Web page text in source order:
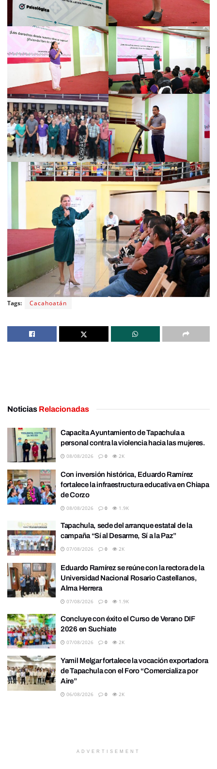
Tags: Cacahoatán
Noticias Relacionadas
Capacita Ayuntamiento de Tapachula a
personal contra la violencia hacia las mujeres.
08/08/2026 0 2K
Con inversión histórica, Eduardo Ramírez
fortalece la infraestructura educativa en Chiapa
de Corzo
08/08/2026 0 1.9K
Tapachula, sede del arranque estatal de la
campaña “Sí al Desarme, Sí a la Paz”
07/08/2026 0 2K
Eduardo Ramírez se reúne con la rectora de la
Universidad Nacional Rosario Castellanos,
Alma Herrera
07/08/2026 0 1.9K
Concluye con éxito el Curso de Verano DIF
2026 en Suchiate
07/08/2026 0 2K
Yamil Melgar fortalece la vocación exportadora
de Tapachula con el Foro “Comercializa por
Aire”
06/08/2026 0 2K
ADVERTISEMENT